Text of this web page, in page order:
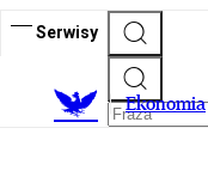
Serwisy
Ekonomia